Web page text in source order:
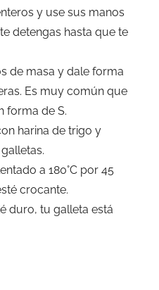
y use sus manos
detengas hasta que te
de masa y dale forma
Es muy común que
forma de S.
harina de trigo y
a 180°C por 45
crocante.
duro, tu galleta está